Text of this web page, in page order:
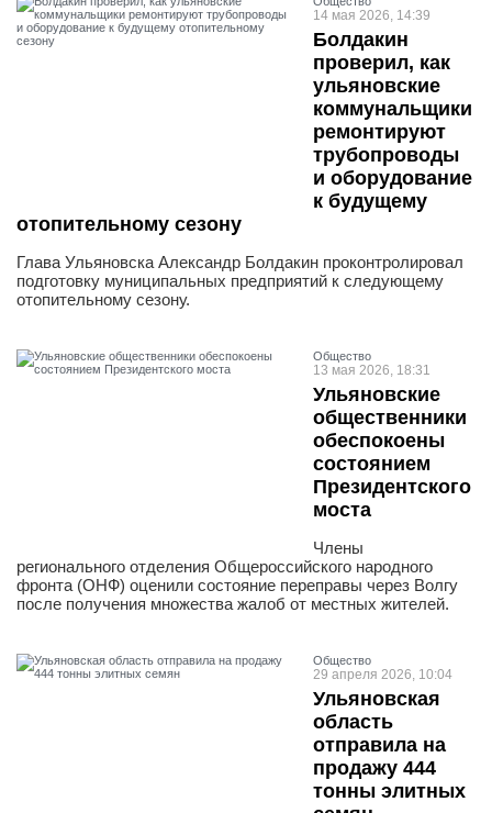
14 мая 2026, 14:39
Болдакин
проверил, как
ульяновские
коммунальщики
ремонтируют
трубопроводы
и оборудование
к будущему
отопительному сезону
Глава Ульяновска Александр Болдакин проконтролировал
подготовку муниципальных предприятий к следующему
отопительному сезону.
Общество
13 мая 2026, 18:31
Ульяновские
общественники
обеспокоены
состоянием
Президентского
моста
Члены
регионального отделения Общероссийского народного
фронта (ОНФ) оценили состояние переправы через Волгу
после получения множества жалоб от местных жителей.
Общество
29 апреля 2026, 10:04
Ульяновская
область
отправила на
продажу 444
тонны элитных